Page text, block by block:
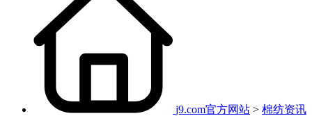
j9.com官方网站 > 棉纺资讯